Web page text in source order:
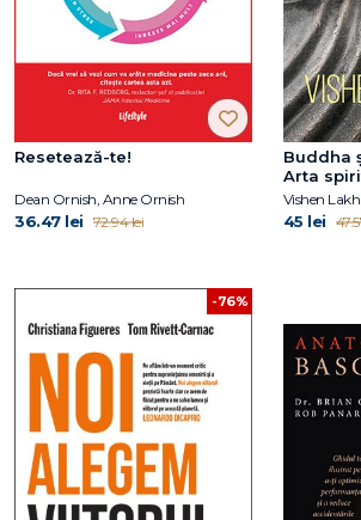
Resetează-te!
Dean Ornish, Anne Ornish
36.47 lei 72.94 lei
Buddha
Arta
reușitei
Vishen
45 lei
-76%